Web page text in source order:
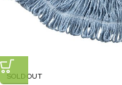
SOLD OUT